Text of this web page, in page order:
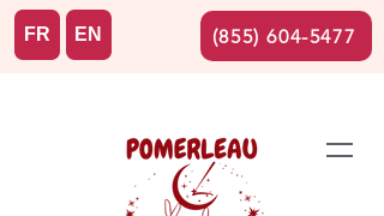
FR EN (855) 604-5477